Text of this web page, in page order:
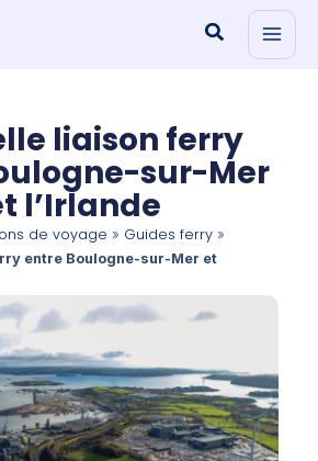
Rechercher
liaison ferry
sur-Mer
l’Irlande
de voyage » Guides ferry»
entre Boulogne-sur-Mer et